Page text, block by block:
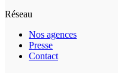
Réseau
Nos agences
Presse
Contact